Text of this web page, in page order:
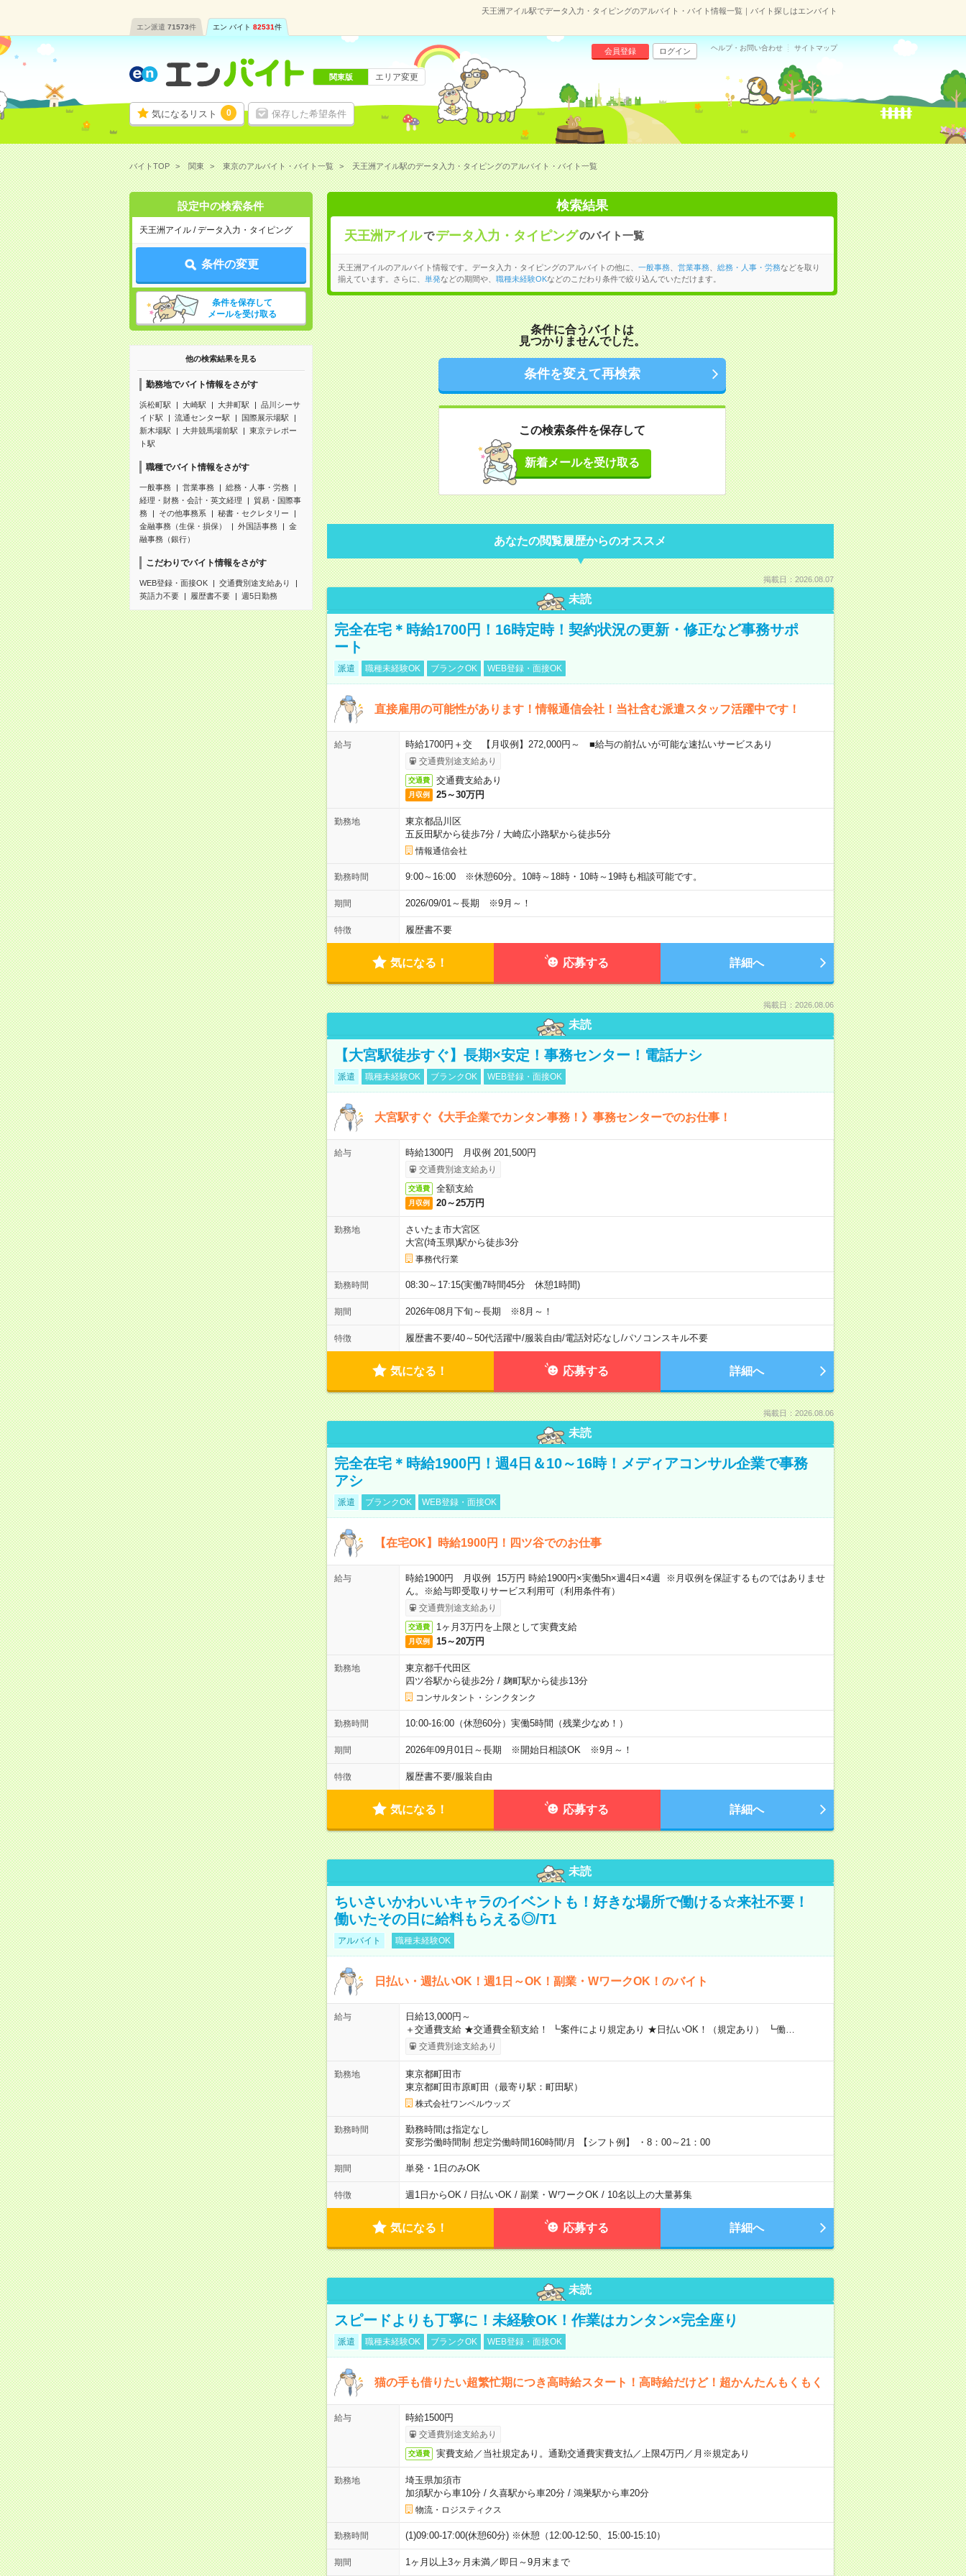
天王洲アイル駅でデータ入力・タイピングのアルバイト・バイト情報一覧｜バイト探しはエンバイト
エン派遣 71573件 エン バイト 82531件
気になるリスト 0 保存した希望条件
会員登録 ログイン ヘルプ・お問い合わせ サイトマップ
関東版 エリア変更
バイトTOP 関東 東京のアルバイト・バイト一覧 天王洲アイル駅のデータ入力・タイピングのアルバイト・バイト一覧
設定中の検索条件
天王洲アイル / データ入力・タイピング
条件の変更
条件を保存して
メールを受け取る
他の検索結果を見る
勤務地でバイト情報をさがす
浜松町駅 大崎駅 大井町駅
品川シーサ
イド駅
流通センター駅
国際展示場駅
新木場駅
大井競馬場前駅
東京テレポー
ト駅
職種でバイト情報をさがす
一般事務 営業事務
総務・人事・労務
経理・財務・会計・英文経理
貿易・国際事
務
その他事務系
秘書・セクレタリー
金融事務（生保・損保）
外国語事務
金
融事務（銀行）
こだわりでバイト情報をさがす
WEB登録・面接OK
交通費別途支給あり
英語力不要
履歴書不要 週5日勤務
検索結果
天王洲アイルで データ入力・タイピングのバイト一覧
天王洲アイルのアルバイト情報です。データ入力・タイピングのアルバイトの他に、 一般事務、 営業事務、 総務・人事・労務などを取り
揃えています。さらに、
単発などの期間や、 職種未経験OKなどのこだわり条件で絞り込んでいただけます。
条件に合うバイトは
見つかりませんでした。
条件を変えて再検索
この検索条件を保存して
新着メールを受け取る
あなたの閲覧履歴からのオススメ
掲載日：2026.08.07
未読
完全在宅＊時給1700円！16時定時！契約状況の更新・修正など事務サポ
ート
派遣 職種未経験OK ブランクOK WEB登録・面接OK
直接雇用の可能性があります！情報通信会社！当社含む派遣スタッフ活躍中です！
給与 時給1700円＋交 【月収例】272,000円～ ■給与の前払いが可能な速払いサービスあり
交通費別途支給あり
交通費 交通費支給あり
月収例 25～30万円
勤務地
東京都品川区
五反田駅から徒歩7分/ 大崎広小路駅から徒歩5分
情報通信会社
勤務時間 9:00～16:00 ※休憩60分。10時～18時・10時～19時も相談可能です。
期間 2026/09/01～長期 ※9月～！
特徴 履歴書不要
気になる！ 応募する 詳細へ
掲載日：2026.08.06
未読
【大宮駅徒歩すぐ】長期×安定！事務センター！電話ナシ
派遣 職種未経験OK ブランクOK WEB登録・面接OK
大宮駅すぐ《大手企業でカンタン事務！》事務センターでのお仕事！
給与 時給1300円 月収例 201,500円
交通費別途支給あり
交通費 全額支給
月収例 20～25万円
勤務地
さいたま市大宮区
大宮(埼玉県)駅から徒歩3分
事務代行業
勤務時間 08:30～17:15(実働7時間45分 休憩1時間)
期間 2026年08月下旬～長期 ※8月～！
特徴 履歴書不要/40～50代活躍中/服装自由/電話対応なし/パソコンスキル不要
気になる！ 応募する 詳細へ
掲載日：2026.08.06
未読
完全在宅＊時給1900円！週4日＆10～16時！メディアコンサル企業で事務
アシ
派遣 ブランクOK WEB登録・面接OK
【在宅OK】時給1900円！四ツ谷でのお仕事
給与
時給1900円 月収例 15万円 時給1900円×実働5h×週4日×4週 ※月収例を保証するものではありませ
ん。※給与即受取りサービス利用可（利用条件有）
交通費別途支給あり
交通費 1ヶ月3万円を上限として実費支給
月収例 15～20万円
勤務地
東京都千代田区
四ツ谷駅から徒歩2分/ 麹町駅から徒歩13分
コンサルタント・シンクタンク
勤務時間 10:00-16:00（休憩60分）実働5時間（残業少なめ！）
期間 2026年09月01日～長期 ※開始日相談OK ※9月～！
特徴 履歴書不要/服装自由
気になる！ 応募する 詳細へ
未読
ちいさいかわいいキャラのイベントも！好きな場所で働ける☆来社不要！
働いたその日に給料もらえる◎/T1
アルバイト 職種未経験OK
日払い・週払いOK！週1日～OK！副業・WワークOK！のバイト
給与
日給13,000円～
＋交通費支給 ★交通費全額支給！ ┗案件により規定あり ★日払いOK！（規定あり） ┗働…
交通費別途支給あり
勤務地
東京都町田市
東京都町田市原町田（最寄り駅：町田駅）
株式会社ワンベルウッズ
勤務時間
勤務時間は指定なし
変形労働時間制 想定労働時間160時間/月 【シフト例】 ・8：00～21：00
期間 単発・1日のみOK
特徴 週1日からOK / 日払いOK / 副業・WワークOK / 10名以上の大量募集
気になる！ 応募する 詳細へ
未読
スピードよりも丁寧に！未経験OK！作業はカンタン×完全座り
派遣 職種未経験OK ブランクOK WEB登録・面接OK
猫の手も借りたい超繁忙期につき高時給スタート！高時給だけど！超かんたんもくもく
給与 時給1500円
交通費別途支給あり
交通費 実費支給／当社規定あり。通勤交通費実費支払／上限4万円／月※規定あり
勤務地
埼玉県加須市
加須駅から車10分/ 久喜駅から車20分/ 鴻巣駅から車20分
物流・ロジスティクス
勤務時間 (1)09:00-17:00(休憩60分) ※休憩（12:00-12:50、15:00-15:10）
期間 1ヶ月以上3ヶ月未満／即日～9月末まで